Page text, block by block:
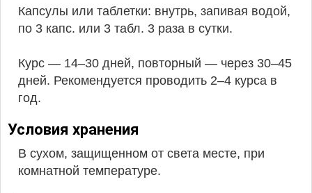
Капсулы или таблетки: внутрь, запивая водой,
по 3 капс. или 3 табл. 3 раза в сутки.
Курс — 14–30 дней, повторный — через 30–45
дней. Рекомендуется проводить 2–4 курса в
год.
Условия хранения
В сухом, защищенном от света месте, при
комнатной температуре.